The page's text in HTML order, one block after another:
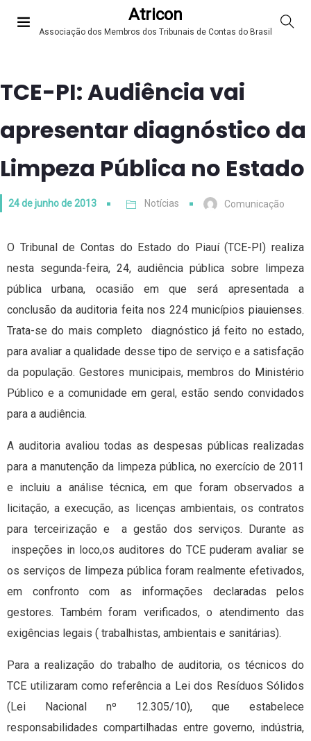
Atricon
Associação dos Membros dos Tribunais de Contas do Brasil
TCE-PI: Audiência vai
apresentar diagnóstico da
Limpeza Pública no Estado
24 de junho de 2013 Notícias Comunicação
O Tribunal de Contas do Estado do Piauí (TCE-PI) realiza
nesta segunda-feira, 24, audiência pública sobre limpeza
pública urbana, ocasião em que será apresentada a
conclusão da auditoria feita nos 224 municípios piauienses.
Trata-se do mais completo diagnóstico já feito no estado,
para avaliar a qualidade desse tipo de serviço e a satisfação
da população. Gestores municipais, membros do Ministério
Público e a comunidade em geral, estão sendo convidados
para a audiência.
A auditoria avaliou todas as despesas públicas realizadas
para a manutenção da limpeza pública, no exercício de 2011
e incluiu a análise técnica, em que foram observados a
licitação, a execução, as licenças ambientais, os contratos
para terceirização e a gestão dos serviços. Durante as
inspeções in loco,os auditores do TCE puderam avaliar se
os serviços de limpeza pública foram realmente efetivados,
em confronto com as informações declaradas pelos
gestores. Também foram verificados, o atendimento das
exigências legais ( trabalhistas, ambientais e sanitárias).
Para a realização do trabalho de auditoria, os técnicos do
TCE utilizaram como referência a Lei dos Resíduos Sólidos
(Lei Nacional nº 12.305/10), que estabelece
responsabilidades compartilhadas entre governo, indústria,